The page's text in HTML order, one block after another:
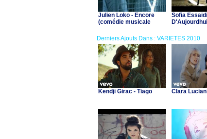
Julien Loko - Encore
(comédie musicale
Sofia
D'Aujourdhui
Derniers Ajouts Dans : VARIETES 2010
Kendji Girac - Tiago Clara